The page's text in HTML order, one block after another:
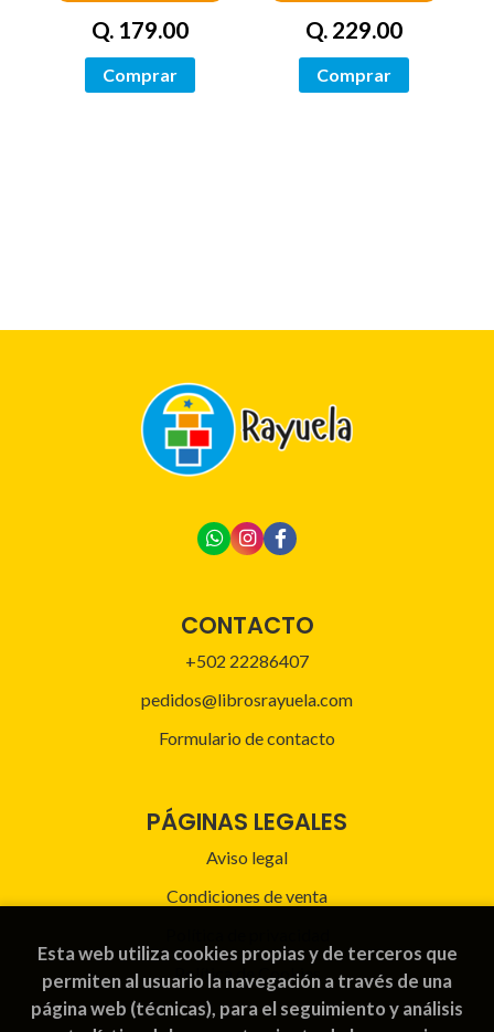
Q. 179.00
Comprar
Q. 229.00
Comprar
CONTACTO
+502 22286407
pedidos@librosrayuela.com
Formulario de contacto
PÁGINAS LEGALES
Aviso legal
Condiciones de venta
Política de Cookies
Esta web utiliza cookies propias y de terceros que
permiten al usuario la navegación a través de una
página web (técnicas), para el seguimiento y análisis